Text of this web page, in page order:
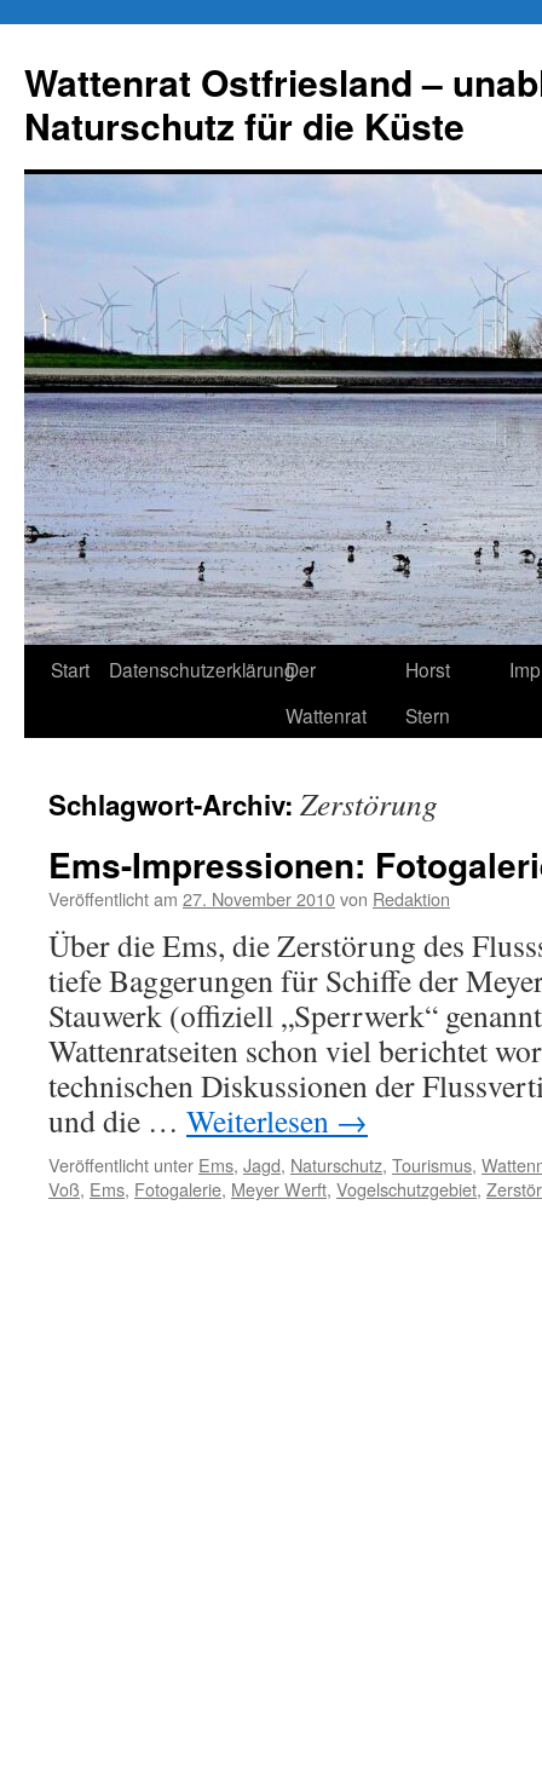
springen
Wattenrat Ostfriesland –
Naturschutz für die Küste
Start DatenschutzerklärungDer
Wattenrat
Horst
Stern
Schlagwort-Archiv: Zerstörung
Ems-Impressionen:
Veröffentlicht am 27. November 2010von Redaktion
Über die Ems, die Zerstörung des
tiefe Baggerungen für Schiffe der
Stauwerk (offiziell „Sperrwerk“
Wattenratseiten schon viel berichtet
technischen Diskussionen der
und die … Weiterlesen →
Veröffentlicht unter Ems, Jagd, Naturschutz, Tourismus,
Voß, Ems, Fotogalerie, Meyer Werft, Vogelschutzgebiet,